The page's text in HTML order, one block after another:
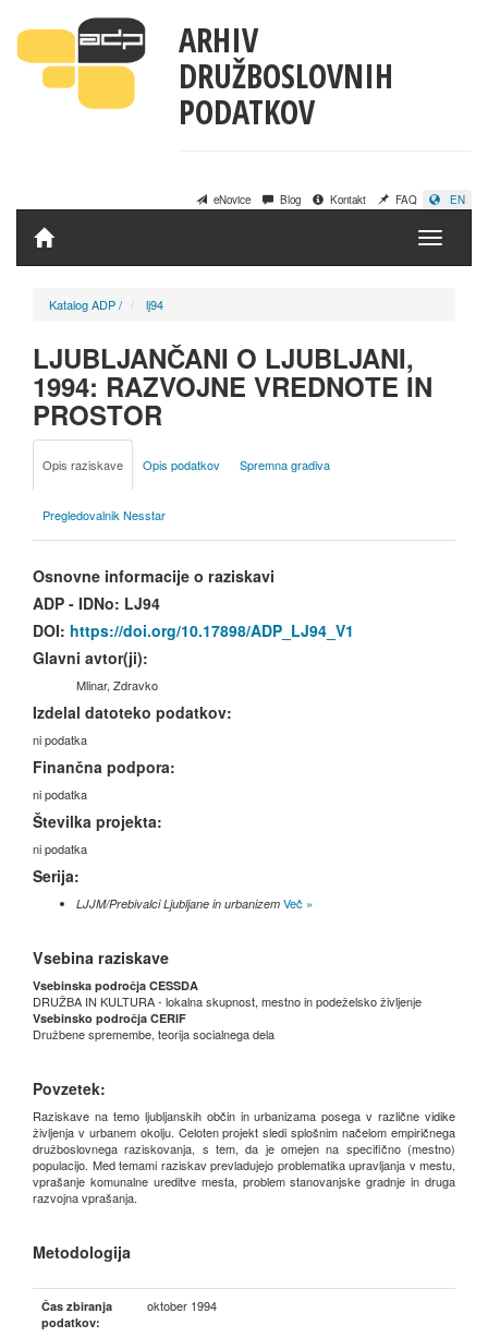
ARHIV
DRUŽBOSLOVNIH
PODATKOV
eNovice Blog Kontakt FAQ EN
Domov
Katalog ADP/ lj94
LJUBLJANČANI O LJUBLJANI,
1994: RAZVOJNE VREDNOTE IN
PROSTOR
Opis raziskave Opis podatkov Spremna gradiva
Pregledovalnik Nesstar
Osnovne informacije o raziskavi
ADP - IDNo: LJ94
DOI: https://doi.org/10.17898/ADP_LJ94_V1
Glavni avtor(ji):
Mlinar, Zdravko
Izdelal datoteko podatkov:
ni podatka
Finančna podpora:
ni podatka
Številka projekta:
ni podatka
Serija:
LJJM/Prebivalci Ljubljane in urbanizem Več »
Vsebina raziskave
Vsebinska področja CESSDA
DRUŽBA IN KULTURA - lokalna skupnost, mestno in podeželsko življenje
Vsebinsko področja CERIF
Družbene spremembe, teorija socialnega dela
Povzetek:
Raziskave na temo ljubljanskih občin in urbanizama posega v različne vidike
življenja v urbanem okolju. Celoten projekt sledi splošnim načelom empiričnega
družboslovnega raziskovanja, s tem, da je omejen na specifično (mestno)
populacijo. Med temami raziskav prevladujejo problematika upravljanja v mestu,
vprašanje komunalne ureditve mesta, problem stanovanjske gradnje in druga
razvojna vprašanja.
Metodologija
Čas zbiranja
podatkov:
oktober 1994